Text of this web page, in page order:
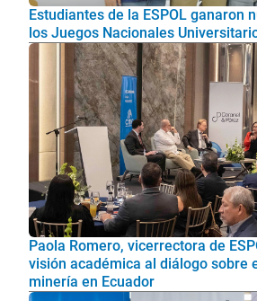
Estudiantes de la ESPOL ganaron
los Juegos Nacionales
Paola Romero, vicerrectora de
visión académica al diálogo sobre
minería en Ecuador